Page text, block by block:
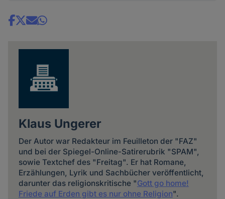
Share
Klaus Ungerer
Der Autor war Redakteur im Feuilleton der "FAZ"
und bei der Spiegel-Online-Satirerubrik "SPAM",
sowie Textchef des "Freitag". Er hat Romane,
Erzählungen, Lyrik und Sachbücher veröffentlicht,
darunter das religionskritische "Gott go home!
Friede auf Erden gibt es nur ohne Religion".